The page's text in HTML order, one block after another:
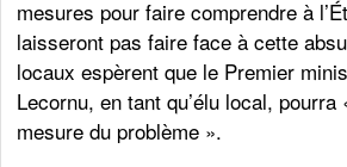
mesures pour faire comprendre à
laisseront pas faire face à cette
locaux espèrent que le Premier
Lecornu, en tant qu’élu local, pourra
mesure du problème ».